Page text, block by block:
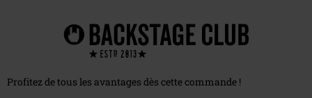
Profitez de tous les avantages dès cette commande !